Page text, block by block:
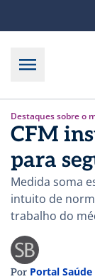
Destaques sobre o
CFM
para
Medida soma
intuito de
trabalho do
Por Portal Saúde